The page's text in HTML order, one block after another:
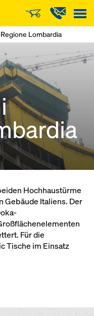
Lombardia
Hochhaustürme
Gebäude Italiens. Der
Für die
Tische im Einsatz